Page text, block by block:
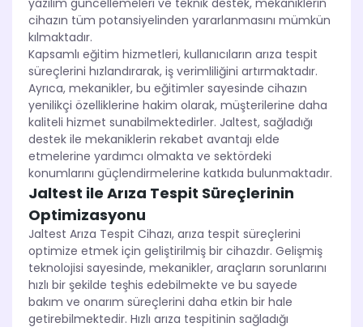
yazılım güncellemeleri ve teknik destek, mekaniklerin
cihazın tüm potansiyelinden yararlanmasını mümkün
kılmaktadır.
Kapsamlı eğitim hizmetleri, kullanıcıların arıza tespit
süreçlerini hızlandırarak, iş verimliliğini artırmaktadır.
Ayrıca, mekanikler, bu eğitimler sayesinde cihazın
yenilikçi özelliklerine hakim olarak, müşterilerine daha
kaliteli hizmet sunabilmektedirler. Jaltest, sağladığı
destek ile mekaniklerin rekabet avantajı elde
etmelerine yardımcı olmakta ve sektördeki
konumlarını güçlendirmelerine katkıda bulunmaktadır.
Jaltest ile Arıza Tespit Süreçlerinin
Optimizasyonu
Jaltest Arıza Tespit Cihazı, arıza tespit süreçlerini
optimize etmek için geliştirilmiş bir cihazdır. Gelişmiş
teknolojisi sayesinde, mekanikler, araçların sorunlarını
hızlı bir şekilde teşhis edebilmekte ve bu sayede
bakım ve onarım süreçlerini daha etkin bir hale
getirebilmektedir. Hızlı arıza tespitinin sağladığı